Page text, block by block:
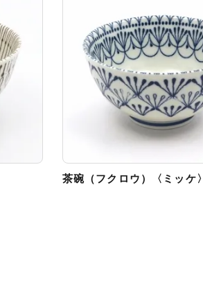
茶碗（フクロウ）〈ミッケ〉